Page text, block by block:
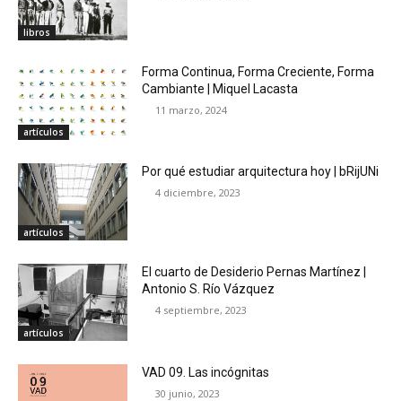
libros
artículos
Forma Continua, Forma Creciente, Forma
Cambiante | Miquel Lacasta
11 marzo, 2024
artículos
Por qué estudiar arquitectura hoy | bRijUNi
4 diciembre, 2023
artículos
El cuarto de Desiderio Pernas Martínez |
Antonio S. Río Vázquez
4 septiembre, 2023
VAD 09. Las incógnitas
30 junio, 2023